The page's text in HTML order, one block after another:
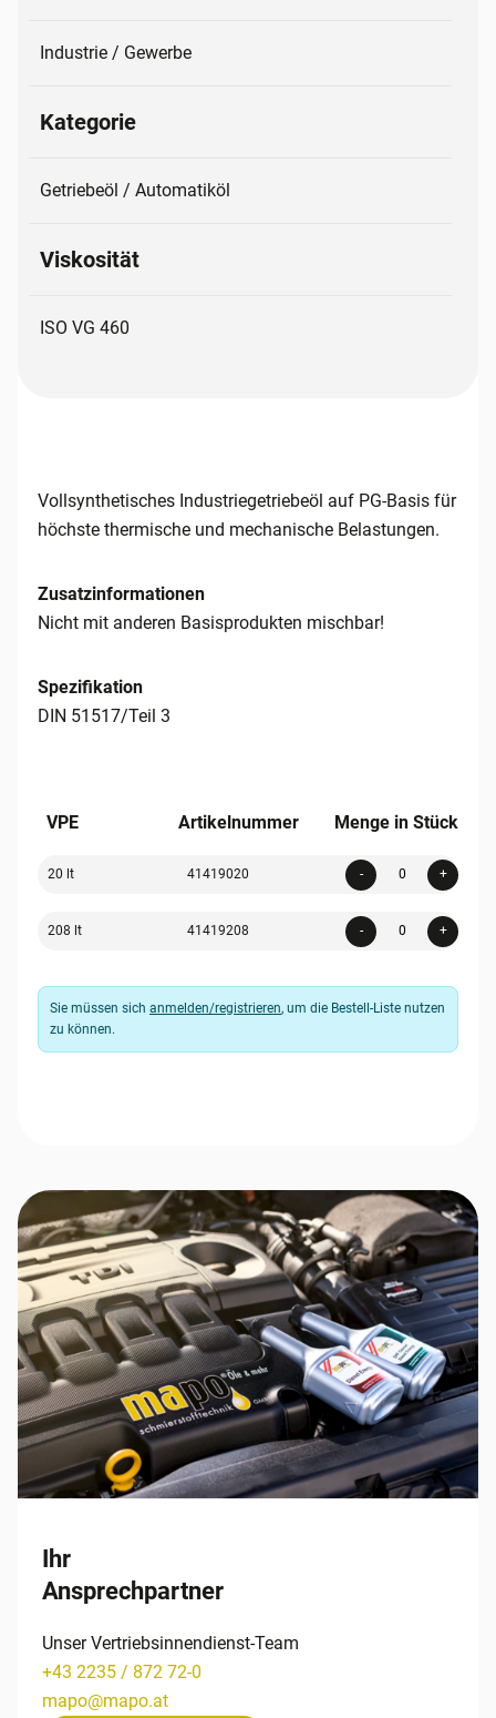
Industrie / Gewerbe
Kategorie
Getriebeöl / Automatiköl
Viskosität
ISO VG 460
Vollsynthetisches Industriegetriebeöl auf PG-Basis für
höchste thermische und mechanische Belastungen.
Zusatzinformationen
Nicht mit anderen Basisprodukten mischbar!
Spezifikation
DIN 51517/Teil 3
VPE Artikelnummer Menge in Stück
20 lt 41419020 - +
208 lt 41419208 - +
Sie müssen sich anmelden/registrieren, um die Bestell-Liste nutzen
zu können.
Ihr
Ansprechpartner
Unser Vertriebsinnendienst-Team
+43 2235 / 872 72-0
mapo@mapo.at